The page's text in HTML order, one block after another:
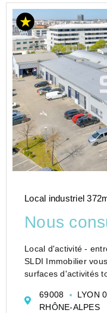
Local industriel
Nous
Local d'activité -
SLDI Immobilier
surfaces d'activités
dynamique 8ème
69008 LYON
RHÔNE-ALPES